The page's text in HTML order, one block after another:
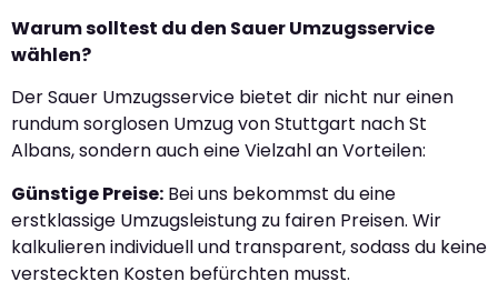
Warum solltest du den Sauer Umzugsservice
wählen?
Der Sauer Umzugsservice bietet dir nicht nur einen
rundum sorglosen Umzug von Stuttgart nach St
Albans, sondern auch eine Vielzahl an Vorteilen:
Günstige Preise: Bei uns bekommst du eine
erstklassige Umzugsleistung zu fairen Preisen. Wir
kalkulieren individuell und transparent, sodass du keine
versteckten Kosten befürchten musst.